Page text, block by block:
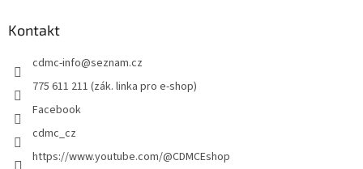
r
v
ý
Kontakt
cdmc-info@seznam.cz
775 611 211 (zák. linka pro e-shop)
Facebook
cdmc_cz
https://www.youtube.com/@CDMCEshop